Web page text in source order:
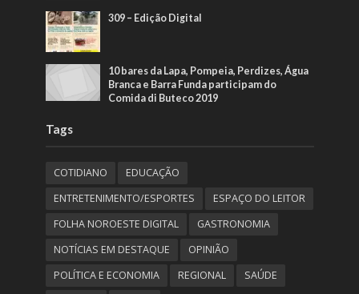
309 – Edição Digital
10 bares da Lapa, Pompeia, Perdizes, Água
Branca e Barra Funda participam do
Comida di Buteco 2019
Tags
COTIDIANO
EDUCAÇÃO
ENTRETENIMENTO/ESPORTES
ESPAÇO DO LEITOR
FOLHA NOROESTE DIGITAL
GASTRONOMIA
NOTÍCIAS EM DESTAQUE
OPINIÃO
POLÍTICA E ECONOMIA
REGIONAL SAÚDE